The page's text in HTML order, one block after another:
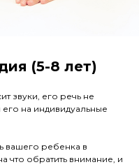
(5-8 лет)
звуки, его речь не
на индивидуальные
вашего ребенка в
что обратить внимание, и